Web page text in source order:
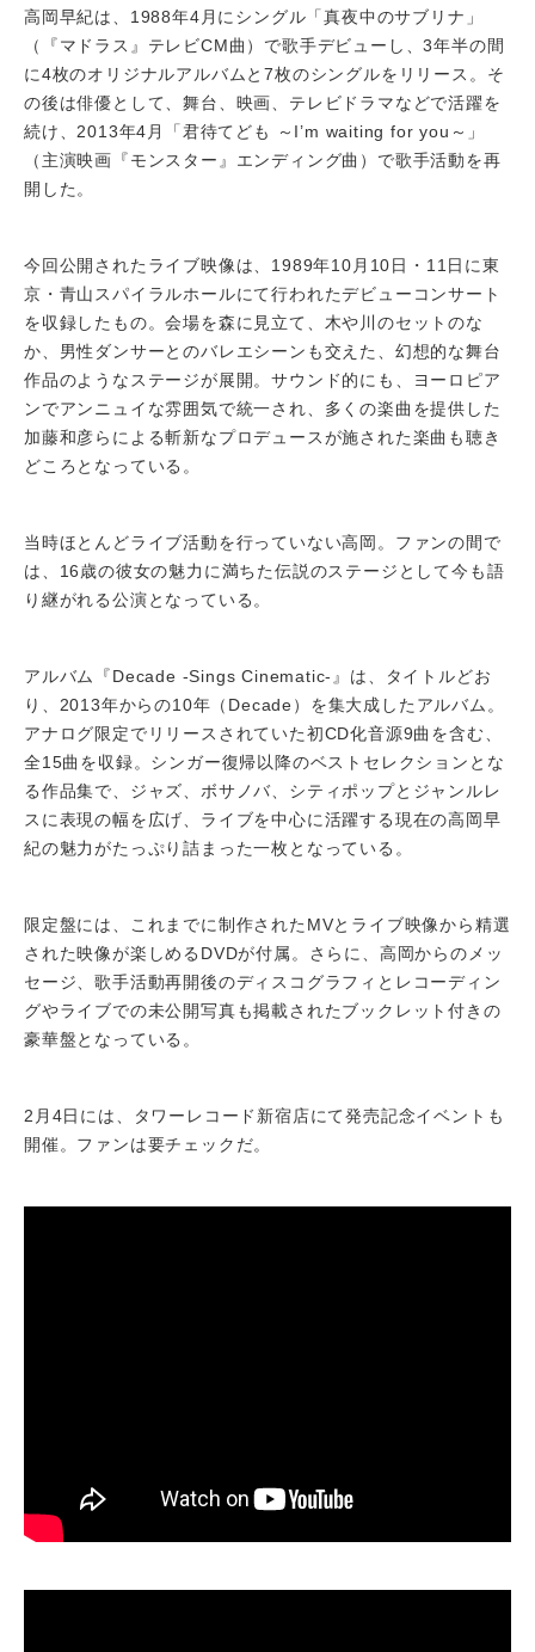
高岡早紀は、1988年4月にシングル「真夜中のサブリナ」
（『マドラス』テレビCM曲）で歌手デビューし、3年半の間
に4枚のオリジナルアルバムと7枚のシングルをリリース。そ
の後は俳優として、舞台、映画、テレビドラマなどで活躍を
続け、2013年4月「君待てども ～I’m waiting for you～」
（主演映画『モンスター』エンディング曲）で歌手活動を再
開した。
今回公開されたライブ映像は、1989年10月10日・11日に東
京・青山スパイラルホールにて行われたデビューコンサート
を収録したもの。会場を森に見立て、木や川のセットのな
か、男性ダンサーとのバレエシーンも交えた、幻想的な舞台
作品のようなステージが展開。サウンド的にも、ヨーロピア
ンでアンニュイな雰囲気で統一され、多くの楽曲を提供した
加藤和彦らによる斬新なプロデュースが施された楽曲も聴き
どころとなっている。
当時ほとんどライブ活動を行っていない高岡。ファンの間で
は、16歳の彼女の魅力に満ちた伝説のステージとして今も語
り継がれる公演となっている。
アルバム『Decade -Sings Cinematic-』は、タイトルどお
り、2013年からの10年（Decade）を集大成したアルバム。
アナログ限定でリリースされていた初CD化音源9曲を含む、
全15曲を収録。シンガー復帰以降のベストセレクションとな
る作品集で、ジャズ、ボサノバ、シティポップとジャンルレ
スに表現の幅を広げ、ライブを中心に活躍する現在の高岡早
紀の魅力がたっぷり詰まった一枚となっている。
限定盤には、これまでに制作されたMVとライブ映像から精選
された映像が楽しめるDVDが付属。さらに、高岡からのメッ
セージ、歌手活動再開後のディスコグラフィとレコーディン
グやライブでの未公開写真も掲載されたブックレット付きの
豪華盤となっている。
2月4日には、タワーレコード新宿店にて発売記念イベントも
開催。ファンは要チェックだ。